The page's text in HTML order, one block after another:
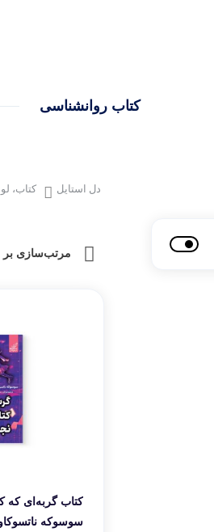
کتاب روانشناسی
دل استایل کتاب،
مرتب‌سازی
کتاب گربه‌ای که
سوسوکه